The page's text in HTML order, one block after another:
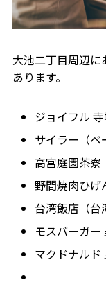
大池二丁目周辺
あります。
ジョイフル
サイラー（ベ
高宮庭園茶寮
野間焼肉ひげ
台湾飯店（台
モスバーガー
マクドナル